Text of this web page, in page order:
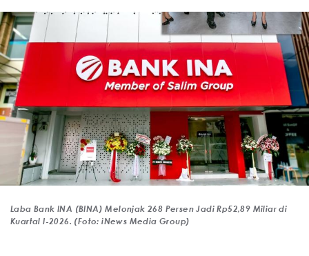
Laba Bank INA (BINA) Melonjak 268 Persen Jadi Rp52,89 Miliar di
Kuartal I-2026. (Foto: iNews Media Group)